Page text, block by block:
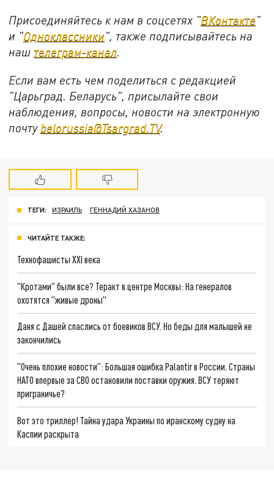
Присоединяйтесь к нам в соцсетях "ВКонтакте"
и "Одноклассники", также подписывайтесь на
наш телеграм-канал.
Если вам есть чем поделиться с редакцией
"Царьград. Беларусь", присылайте свои
наблюдения, вопросы, новости на электронную
почту belorussia@Tsargrad.TV.
ТЕГИ: ИЗРАИЛЬ ГЕННАДИЙ ХАЗАНОВ
ЧИТАЙТЕ ТАКЖЕ:
Технофашисты XXI века
"Кротами" были все? Теракт в центре Москвы: На генералов
охотятся "живые дроны"
Даня с Дашей спаслись от боевиков ВСУ. Но беды для малышей не
закончились
"Очень плохие новости": Большая ошибка Palantir в России. Страны
НАТО впервые за СВО остановили поставки оружия. ВСУ теряют
приграничье?
Вот это триллер! Тайна удара Украины по иранскому судну на
Каспии раскрыта